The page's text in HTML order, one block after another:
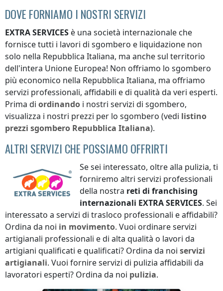
DOVE FORNIAMO I NOSTRI SERVIZI
EXTRA SERVICES è una società internazionale che
fornisce tutti i lavori di sgombero e liquidazione non
solo nella Repubblica Italiana, ma anche sul territorio
dell'intera Unione Europea! Non offriamo lo sgombero
più economico nella Repubblica Italiana, ma offriamo
servizi professionali, affidabili e di qualità da veri esperti.
Prima di ordinando i nostri servizi di sgombero,
visualizza i nostri prezzi per lo sgombero (vedi listino
prezzi sgombero Repubblica Italiana).
ALTRI SERVIZI CHE POSSIAMO OFFRIRTI
Se sei interessato, oltre alla pulizia, ti
forniremo altri servizi professionali
della nostra reti di franchising
internazionali EXTRA SERVICES. Sei
interessato a servizi di trasloco professionali e affidabili?
Ordina da noi in movimento. Vuoi ordinare servizi
artigianali professionali e di alta qualità o lavori da
artigiani qualificati e qualificati? Ordina da noi servizi
artigianali. Vuoi fornire servizi di pulizia affidabili da
lavoratori esperti? Ordina da noi pulizia.